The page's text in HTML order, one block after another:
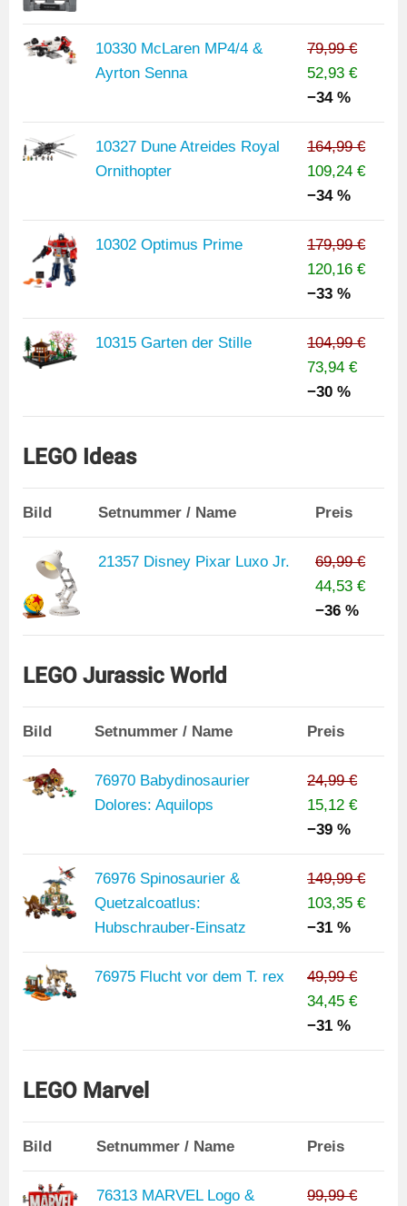
10330 McLaren MP4/4 &
Ayrton Senna
79,99 €
52,93 €
−34 %
10327 Dune Atreides Royal
Ornithopter
164,99 €
109,24 €
−34 %
10302 Optimus Prime
179,99 €
120,16 €
−33 %
10315 Garten der Stille
104,99 €
73,94 €
−30 %
LEGO Ideas
Bild Setnummer / Name Preis
21357 Disney Pixar Luxo Jr.
69,99 €
44,53 €
−36 %
LEGO Jurassic World
Bild Setnummer / Name Preis
76970 Babydinosaurier
Dolores: Aquilops
24,99 €
15,12 €
−39 %
76976 Spinosaurier &
Quetzalcoatlus:
Hubschrauber-Einsatz
149,99 €
103,35 €
−31 %
76975 Flucht vor dem T. rex
49,99 €
34,45 €
−31 %
LEGO Marvel
Bild Setnummer / Name Preis
76313 MARVEL Logo &
99,99 €